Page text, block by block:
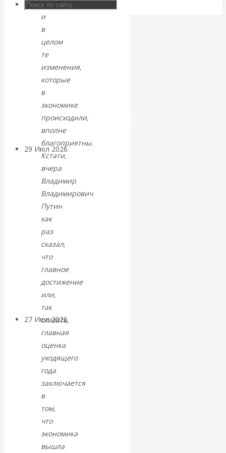
Искусственный
интеллект —
революционный
переход к
посткапитализму
29 Июл 2026Мировая
финансовая олигархия
Валентин
Катасонов.
«Мировые
ростовщики»:
вчера и сегодня
27 Июл 2026Мировая
валютная система
Валентин
КАтасонов.
«МЕТОД
ОТМЫВАНИЯ
роста
и
в
целом
те
изменения,
которые
в
экономике
происходили,
вполне
благоприятны.
Кстати,
вчера
Владимир
Владимирович
Путин
как
раз
сказал,
что
главное
достижение
или,
так
сказать,
главная
оценка
уходящего
года
заключается
в
том,
что
экономика
вышла